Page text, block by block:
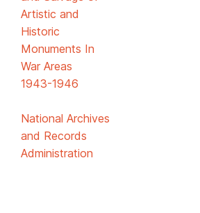
Artistic and
Historic
Monuments In
War Areas
1943-1946
National Archives
and Records
Administration